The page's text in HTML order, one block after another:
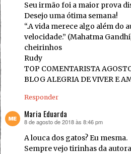
Seu irmão foi a maior prova
Desejo uma ótima semana!
“.A vida merece algo além do
velocidade.” (Mahatma
cheirinhos
Rudy
TOP COMENTARISTA
BLOG ALEGRIA DE VIVER E
Responder
Maria Eduarda
disse:
8 de agosto de 2018 às 8:46 pm
A louca dos gatos? Eu mesma.
Sempre vejo tirinhas da